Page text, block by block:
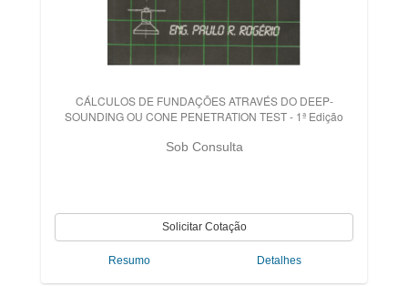
CÁLCULOS DE FUNDAÇÕES ATRAVÉS DO DEEP-
SOUNDING OU CONE PENETRATION TEST - 1ª Edição
Sob Consulta
Resumo Detalhes